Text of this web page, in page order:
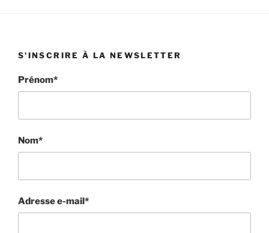
S'INSCRIRE À LA NEWSLETTER
Prénom*
Nom*
Adresse e-mail*